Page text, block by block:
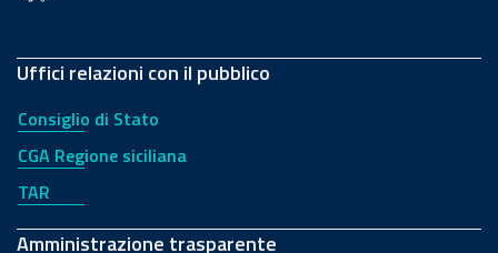
Uffici relazioni con il pubblico
Consiglio di Stato
CGA Regione siciliana
TAR
Amministrazione trasparente